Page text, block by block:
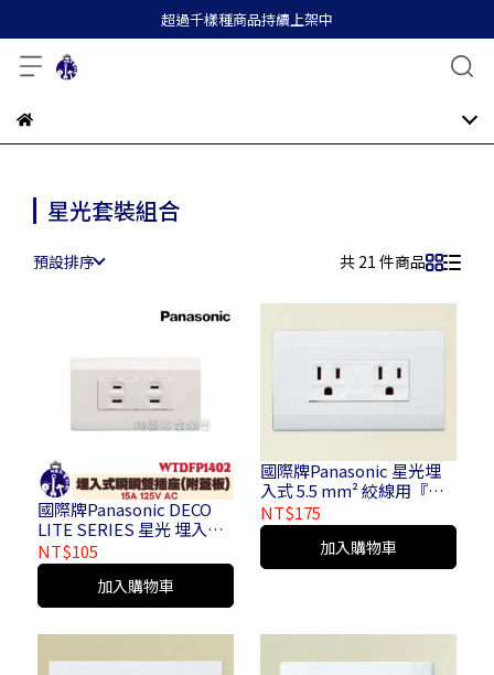
超過千樣種商品持續上架中
星光套裝組合
預設排序 共 21 件商品
國際牌Panasonic DECO
LITE SERIES 星光 埋入式
瞬瞬 雙插座 含蓋板
WTDFP1402
NT$105
加入購物車
國際牌Panasonic 星光埋
入式 5.5 mm² 絞線用『雙
插座』WTDFP 151236
NT$175
加入購物車